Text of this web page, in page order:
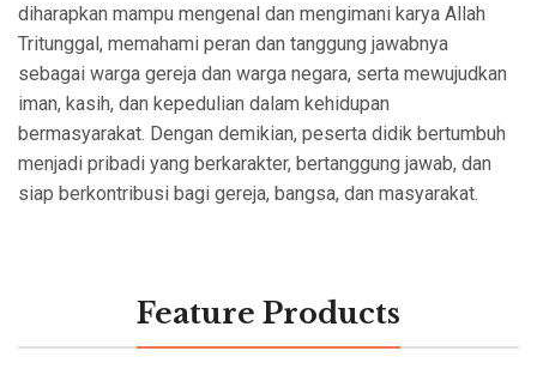
diharapkan mampu mengenal dan mengimani karya Allah
Tritunggal, memahami peran dan tanggung jawabnya
sebagai warga gereja dan warga negara, serta mewujudkan
iman, kasih, dan kepedulian dalam kehidupan
bermasyarakat. Dengan demikian, peserta didik bertumbuh
menjadi pribadi yang berkarakter, bertanggung jawab, dan
siap berkontribusi bagi gereja, bangsa, dan masyarakat.
Feature Products